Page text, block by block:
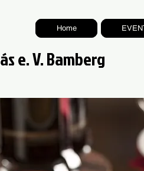
Home
e. V. Bamberg